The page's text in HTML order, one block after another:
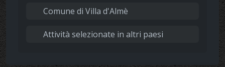
Comune di Villa d'Almè
Attività selezionate in altri paesi